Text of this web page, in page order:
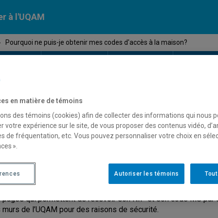
à l'UQAM
Pourquoi ne puis-je obtenir mes codes d'accès à la maison?
ne puis-je obtenir
pages qui permettent de recevoir son NIP et son code MS par
de l’UQAM pour des raisons de sécurité.
en matière de témoins
des témoins (cookies) afin de collecter des informations qui nous
votre expérience sur le site, de vous proposer des contenus vidéo,
de fréquentation, etc. Vous pouvez personnaliser votre choix en
».
Autoriser les témoins